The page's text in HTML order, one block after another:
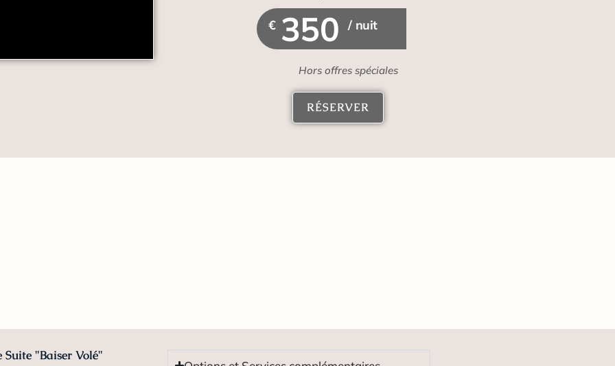
€ 350 / nuit
Hors offres spéciales
RÉSERVER
"Baiser Volé"